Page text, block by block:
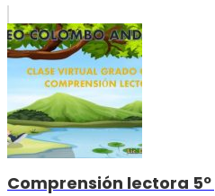
Comprensión lectora